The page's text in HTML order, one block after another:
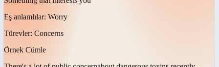
Eş anlamlılar: Worry
Türevler: Concerns
Örnek Cümle